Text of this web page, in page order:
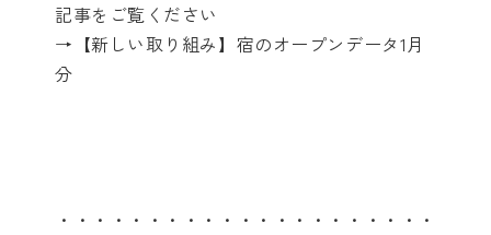
記事をご覧ください
→【新しい取り組み】宿のオープンデータ1月
分
・・・・・・・・・・・・・・・・・・・・・